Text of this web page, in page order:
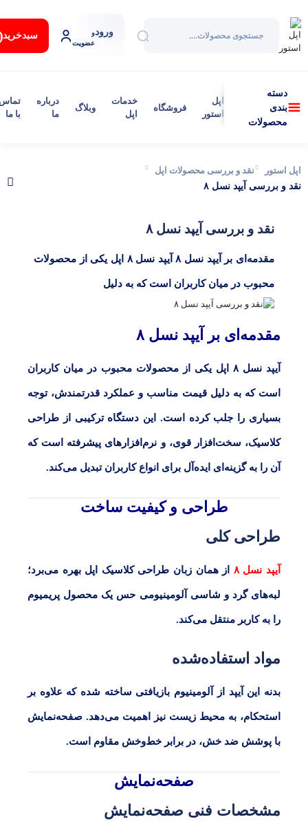
ورودو
عضویت
سبد‌خرید
دسته
بندی
محصولات
اپل
استور
فروشگاه
خدمات
اپل
وبلاگ
درباره
ما
با ما
اپل استور
نقد و بررسی محصولات اپل
نقد و بررسی آیپد نسل ۸
نقد و بررسی آیپد نسل ۸
مقدمه‌ای بر آیپد نسل ۸ آیپد نسل ۸ اپل یکی از محصولات
محبوب در میان کاربران است که به دلیل
مقدمه‌ای بر آیپد نسل ۸
آیپد نسل ۸ اپل یکی از محصولات محبوب در میان کاربران
است که به دلیل قیمت مناسب و عملکرد قدرتمندش، توجه
بسیاری را جلب کرده است. این دستگاه ترکیبی از طراحی
کلاسیک، سخت‌افزار قوی، و نرم‌افزارهای پیشرفته است که
آن را به گزینه‌ای ایده‌آل برای انواع کاربران تبدیل می‌کند.
طراحی و کیفیت ساخت
طراحی کلی
آیپد نسل ۸ از همان زبان طراحی کلاسیک اپل بهره می‌برد؛
لبه‌های گرد و شاسی آلومینیومی حس یک محصول پریمیوم
را به کاربر منتقل می‌کند.
مواد استفاده‌شده
بدنه این آیپد از آلومینیوم بازیافتی ساخته شده که علاوه بر
استحکام، به محیط زیست نیز اهمیت می‌دهد. صفحه‌نمایش
با پوشش ضد خش، در برابر خط‌وخش مقاوم است.
صفحه‌نمایش
مشخصات فنی صفحه‌نمایش